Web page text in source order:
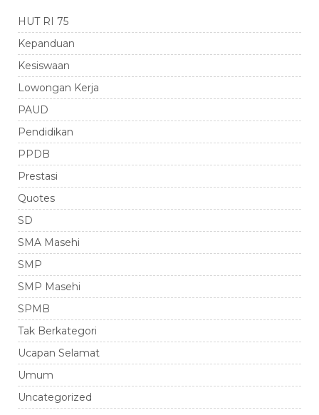
HUT RI 75
Kepanduan
Kesiswaan
Lowongan Kerja
PAUD
Pendidikan
PPDB
Prestasi
Quotes
SD
SMA Masehi
SMP
SMP Masehi
SPMB
Tak Berkategori
Ucapan Selamat
Umum
Uncategorized